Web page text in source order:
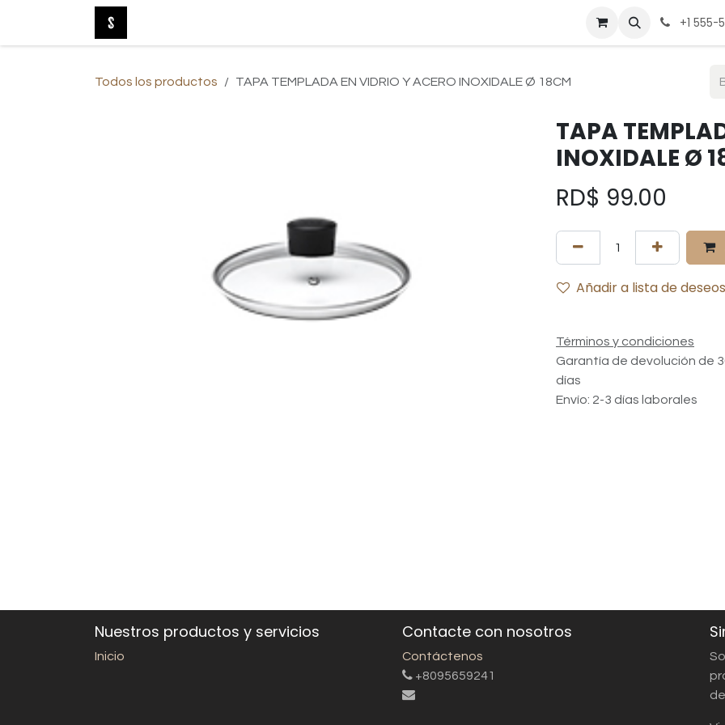
Muebles +1 555-
Todos los productos TAPA TEMPLADA EN VIDRIO Y ACERO INOXIDALE Ø 18CM
TAPA
INOXIDALE Ø
RD$ 99.00
Añadir a lista de deseos
Términos y condiciones
Garantía de devolución de
días
Envío: 2-3 días laborales
Nuestros productos y servicios
Inicio
Contacte con nosotros
Contáctenos
+8095659241